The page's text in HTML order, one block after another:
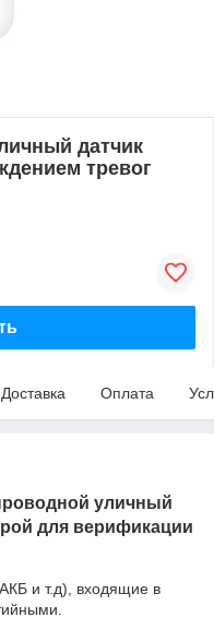
датчик
тревог
Доставка Оплата
уличный
для верификации
и т.д), входящие в